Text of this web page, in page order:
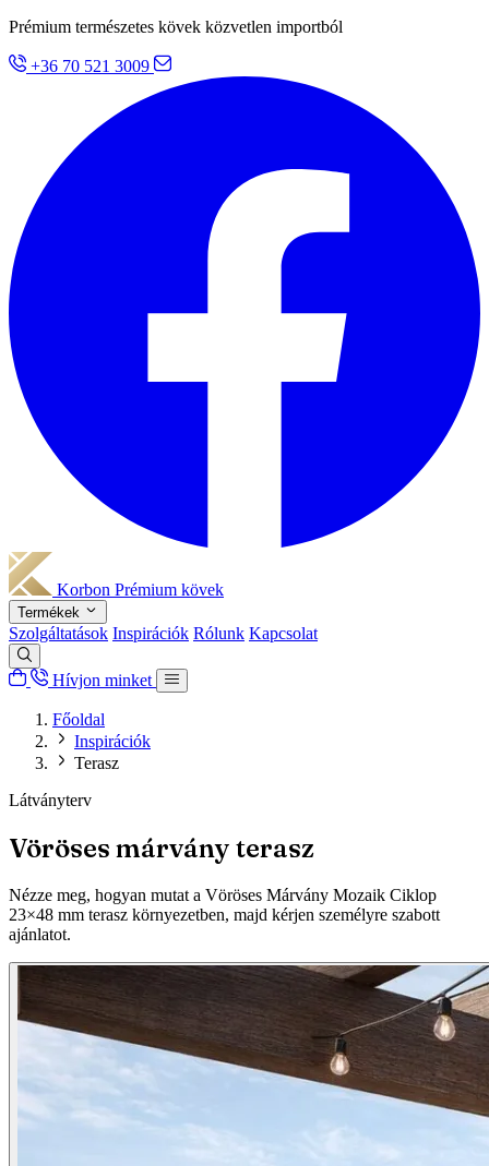
Prémium természetes kövek közvetlen importból
+36 70 521 3009
Korbon Prémium kövek
Termékek
Szolgáltatások Inspirációk Rólunk Kapcsolat
Hívjon minket
Főoldal
Inspirációk
Terasz
Látványterv
Vöröses márvány terasz
Nézze meg, hogyan mutat a Vöröses Márvány Mozaik Ciklop
23×48 mm terasz környezetben, majd kérjen személyre szabott
ajánlatot.